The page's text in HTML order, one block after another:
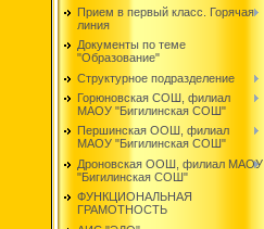
Прием в первый класс. Горячая
линия
Документы по теме
"Образование"
Структурное подразделение
Горюновская СОШ, филиал
МАОУ "Бигилинская СОШ"
Першинская ООШ, филиал
МАОУ "Бигилинская СОШ"
Дроновская ООШ, филиал МАОУ
"Бигилинская СОШ"
ФУНКЦИОНАЛЬНАЯ
ГРАМОТНОСТЬ